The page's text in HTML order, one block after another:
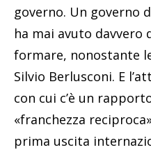
governo. Un governo
ha mai avuto davvero
formare, nonostante
Silvio Berlusconi. E
con cui c’è un
«franchezza
prima uscita